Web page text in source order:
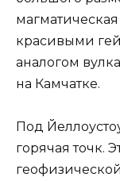
красивыми
аналогом
на Камчатке.
Под
горячая точк.